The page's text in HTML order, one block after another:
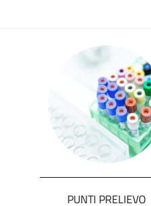
PUNTI PRELIEVO